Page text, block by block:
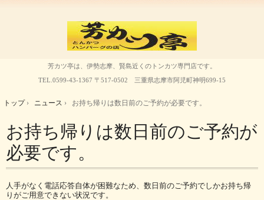
芳カツ亭は、伊勢志摩、賢島近くのトンカツ専門店です。
TEL. 0599-43-1367 〒517-0502 三重県志摩市阿児町神明699-15
トップ› ニュース › お持ち帰りは数日前のご予約が必要です。
お持ち帰りは数日前のご予約が
必要です。
人手がなく電話応答自体が困難なため、数日前のご予約でしかお持ち帰
りがご用意できない状況です。